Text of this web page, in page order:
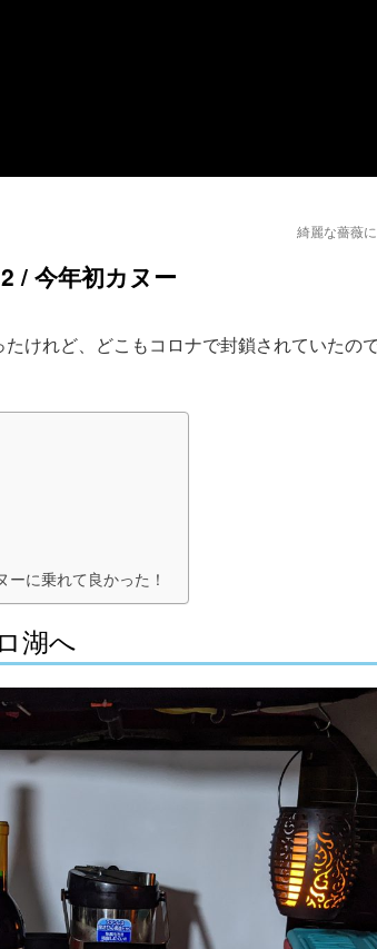
綺麗な薔薇
/ 今年初カヌー
けれど、どこもコロナで封鎖されていたの
に乗れて良かった！
湖へ